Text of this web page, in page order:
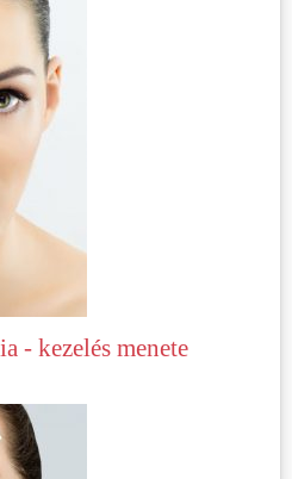
- kezelés menete